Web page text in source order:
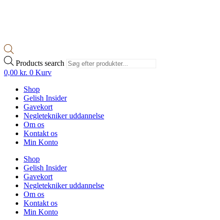
Products search
0,00 kr. 0 Kurv
Shop
Gelish Insider
Gavekort
Negletekniker uddannelse
Om os
Kontakt os
Min Konto
Shop
Gelish Insider
Gavekort
Negletekniker uddannelse
Om os
Kontakt os
Min Konto